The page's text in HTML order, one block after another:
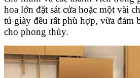
hoa lớn đặt sát cửa hoặc một vài
tủ giày đều rất phù hợp, vừa đảm
cho phong thủy.